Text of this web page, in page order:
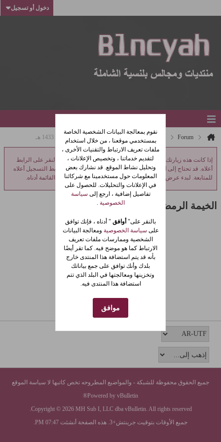
دخول أو تسجيل
Forum مجالس بلنسية الاسلامية الخيمة الرمضانية 1433 هـ
إذا كانت هذه زيارتك الأولى، فتأكد من: اطلع علىالأسئلة الشائعة
بالنقر على الرابط
أعلاه. قد تحتاج إلى
التسجيلقبل أن تتمكن من النشر: انقر على رابط التسجيل أعلاه
للمتابعة. لبدء عرض الرسائل، اختر المنتدى الذي ترغب بزيارته من القائمة أدناه.
الخيمة الرمضانية 1433 هـ
جميع الحقوق محفوظة للشبكة - والمواضيع المطروحه تخص كاتبها لا سياسة الموقع
Powered by vBulletin®
Copyright © 2026 MH Sub I, LLC dba vBulletin. All rights reserved.
جميع الأوقات بتوقيت جرينتش+3. هذه الصفحة أنشئت 07:47 PM.
نقوم بمعالجة البيانات الشخصية الخاصة
بمستخدمي موقعنا ، من خلال استخدام
ملفات تعريف الارتباط والتقنيات الأخرى ،
لتقديم خدماتنا ، وتخصيص الإعلانات ،
وتحليل نشاط الموقع. قد نشارك بعض
المعلومات حول مستخدمينا مع شركائنا
في الإعلانات والتحليلات. للحصول على
تفاصيل إضافية ، ارجع إلى سياسة
الخصوصية .
بالنقر على" أوافق " أدناه ، فإنك توافق
على سياسة الخصوصية ومعالجة البيانات
الشخصية وممارسات ملفات تعريف
الارتباط كما هو موضح فيه. كما تقر أيضًا
بأنه قد يتم استضافة هذا المنتدى خارج
بلدك وأنك توافق على جمع بياناتك
وتخزينها ومعالجتها في البلد الذي تتم
استضافة هذا المنتدى فيه.
موافق